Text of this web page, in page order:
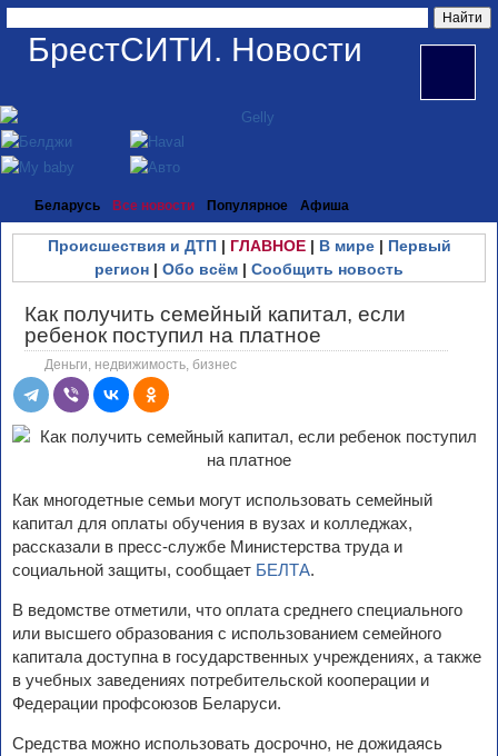
БрестСИТИ. Новости
Беларусь Все новости Популярное Афиша
Происшествия и ДТП| ГЛАВНОЕ| В мире| Первый
регион | Обо всём | Сообщить новость
Как получить семейный капитал, если
ребенок поступил на платное
Деньги, недвижимость, бизнес
Как многодетные семьи могут использовать семейный
капитал для оплаты обучения в вузах и колледжах,
рассказали в пресс-службе Министерства труда и
социальной защиты, сообщает БЕЛТА.
В ведомстве отметили, что оплата среднего специального
или высшего образования с использованием семейного
капитала доступна в государственных учреждениях, а также
в учебных заведениях потребительской кооперации и
Федерации профсоюзов Беларуси.
Средства можно использовать досрочно, не дожидаясь